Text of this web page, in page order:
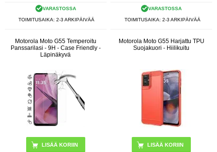
VARASTOSSA
TOIMITUSAIKA: 2-3 ARKIPÄIVÄÄ
VARASTOSSA
TOIMITUSAIKA: 2-3 ARKIPÄIVÄÄ
Motorola Moto G55 Temperoitu
Panssarilasi - 9H - Case Friendly -
Läpinäkyvä
Motorola Moto G55 Harjattu TPU
Suojakuori - Hiilikuitu
LISÄÄ KORIIN